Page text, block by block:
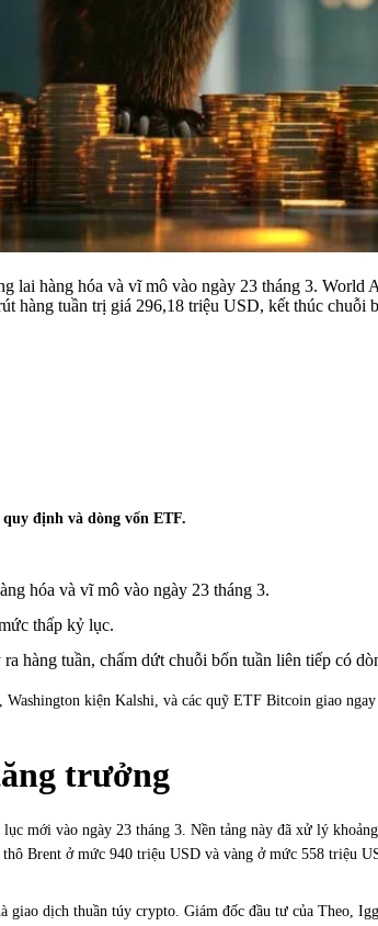
hàng hóa và vĩ mô vào ngày 23 tháng 3.
tuần trị giá 296,18 triệu USD, kết thúc chuỗi
định và dòng vốn ETF.
hóa và vĩ mô vào ngày 23 tháng 3.
thấp kỷ lục.
hàng tuần, chấm dứt chuỗi bốn tuần liên tiếp có
kiện Kalshi, và các quỹ ETF Bitcoin giao
trưởng
mới vào ngày 23 tháng 3. Nền tảng này đã xử lý
Brent ở mức 940 triệu USD và vàng ở mức 558 triệu
dịch thuần túy crypto. Giám đốc đầu tư của Theo,